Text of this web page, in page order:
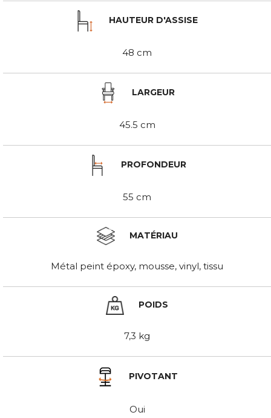
HAUTEUR D'ASSISE
48 cm
LARGEUR
45.5 cm
PROFONDEUR
55 cm
MATÉRIAU
Métal peint époxy, mousse, vinyl, tissu
POIDS
7,3 kg
PIVOTANT
Oui